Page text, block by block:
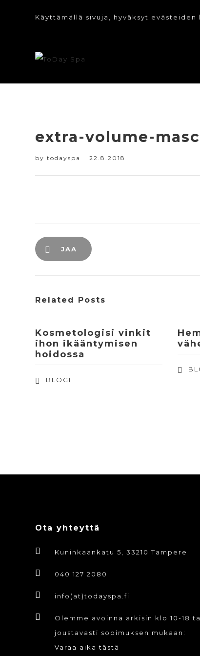
Käyttämällä sivuja, hyväksyt evästeiden
extra-volume-
by todayspa 22.8.2018
JAA
Related Posts
Kosmetologisi vinkit
ihon ikääntymisen
hoidossa
BLOGI
Ota yhteyttä
Kuninkaankatu 5, 33210 Tampere
040 127 2080
info(at)todayspa.fi
Olemme avoinna arkisin klo 10-18
joustavasti sopimuksen mukaan:
Varaa aika tästä